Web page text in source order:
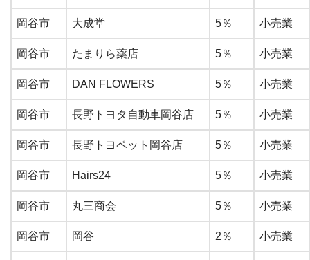
岡谷市 大成堂 5％ 小売業
岡谷市 たまりら薬店 5％ 小売業
岡谷市 DAN FLOWERS 5％ 小売業
岡谷市 長野トヨタ自動車岡谷店 5％ 小売業
岡谷市 長野トヨペット岡谷店 5％ 小売業
岡谷市 Hairs24 5％ 小売業
岡谷市 丸三商会 5％ 小売業
岡谷市 岡谷 2％ 小売業